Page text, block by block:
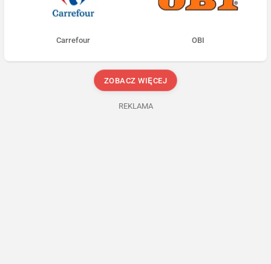
Carrefour OBI
ZOBACZ WIĘCEJ
REKLAMA